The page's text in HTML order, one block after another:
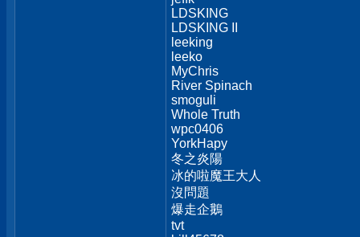
LDSKING
LDSKING II
leeking
leeko
MyChris
River Spinach
smoguli
Whole Truth
wpc0406
YorkHapy
冬之炎陽
冰的啦魔王大人
沒問題
爆走企鵝
tvt